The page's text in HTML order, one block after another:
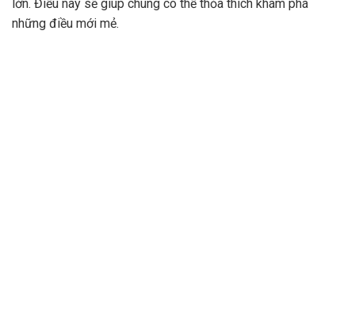
lớn. Điều này sẽ giúp chúng có thể thỏa thích khám phá
những điều mới mẻ.